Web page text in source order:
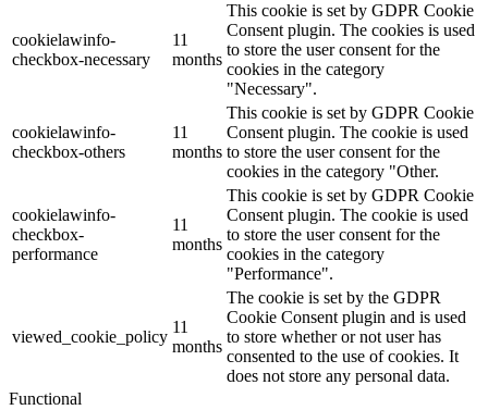
cookielawinfo-
checkbox-necessary
11
months
This cookie is set by GDPR Cookie
Consent plugin. The cookies is used
to store the user consent for the
cookies in the category
"Necessary".
cookielawinfo-
checkbox-others
11
months
This cookie is set by GDPR Cookie
Consent plugin. The cookie is used
to store the user consent for the
cookies in the category "Other.
cookielawinfo-
checkbox-
performance
11
months
This cookie is set by GDPR Cookie
Consent plugin. The cookie is used
to store the user consent for the
cookies in the category
"Performance".
viewed_cookie_policy
11
months
The cookie is set by the GDPR
Cookie Consent plugin and is used
to store whether or not user has
consented to the use of cookies. It
does not store any personal data.
Functional